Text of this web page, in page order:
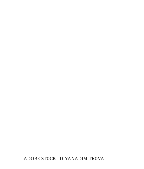
ADOBE STOCK - DIYANADIMITROVA